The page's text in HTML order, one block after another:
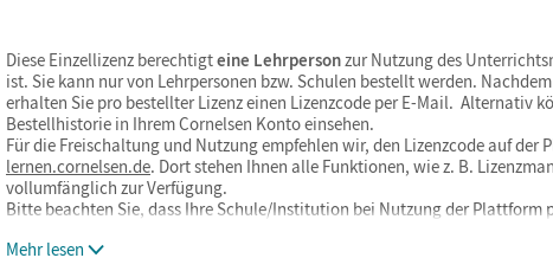
Diese Einzellizenz berechtigteine Lehrpersonzur Nutzung des
ist. Sie kann nur von Lehrpersonen bzw. Schulen bestellt werden.
erhalten Sie pro bestellter Lizenz einen Lizenzcode per E-Mail. Alternativ
Bestellhistorie in Ihrem Cornelsen Konto einsehen.
Für die Freischaltung und Nutzung empfehlen wir, den Lizenzcode auf der
lernen.cornelsen.de. Dort stehen Ihnen alle Funktionen, wie z. B.
vollumfänglich zur Verfügung.
Bitte beachten Sie, dass Ihre Schule/Institution bei Nutzung der Plattform
Mehr lesen